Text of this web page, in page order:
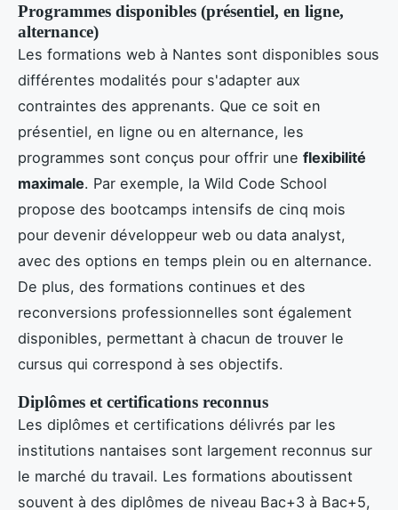
Programmes disponibles (présentiel, en ligne,
alternance)
Les formations web à Nantes sont disponibles sous
différentes modalités pour s'adapter aux
contraintes des apprenants. Que ce soit en
présentiel, en ligne ou en alternance, les
programmes sont conçus pour offrir une flexibilité
maximale. Par exemple, la Wild Code School
propose des bootcamps intensifs de cinq mois
pour devenir développeur web ou data analyst,
avec des options en temps plein ou en alternance.
De plus, des formations continues et des
reconversions professionnelles sont également
disponibles, permettant à chacun de trouver le
cursus qui correspond à ses objectifs.
Diplômes et certifications reconnus
Les diplômes et certifications délivrés par les
institutions nantaises sont largement reconnus sur
le marché du travail. Les formations aboutissent
souvent à des diplômes de niveau Bac+3 à Bac+5,